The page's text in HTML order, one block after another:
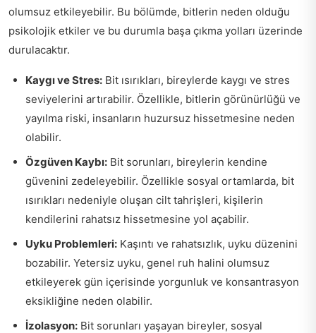
olumsuz etkileyebilir. Bu bölümde, bitlerin neden olduğu
psikolojik etkiler ve bu durumla başa çıkma yolları üzerinde
durulacaktır.
Kaygı ve Stres: Bit ısırıkları, bireylerde kaygı ve stres
seviyelerini artırabilir. Özellikle, bitlerin görünürlüğü ve
yayılma riski, insanların huzursuz hissetmesine neden
olabilir.
Özgüven Kaybı: Bit sorunları, bireylerin kendine
güvenini zedeleyebilir. Özellikle sosyal ortamlarda, bit
ısırıkları nedeniyle oluşan cilt tahrişleri, kişilerin
kendilerini rahatsız hissetmesine yol açabilir.
Uyku Problemleri: Kaşıntı ve rahatsızlık, uyku düzenini
bozabilir. Yetersiz uyku, genel ruh halini olumsuz
etkileyerek gün içerisinde yorgunluk ve konsantrasyon
eksikliğine neden olabilir.
İzolasyon: Bit sorunları yaşayan bireyler, sosyal